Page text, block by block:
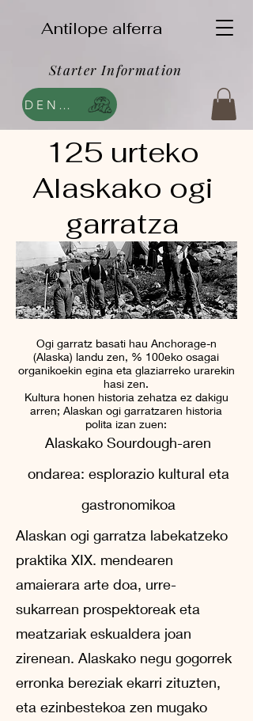
DENDA
Antilope alferra
Starter Information
125 urteko
Alaskako ogi
garratza
Ogi garratz basati hau Anchorage-n
(Alaska) landu zen, % 100eko osagai
organikoekin egina eta glaziarreko urarekin
hasi zen.
Kultura honen historia zehatza ez dakigu
arren; Alaskan ogi garratzaren historia
polita izan zuen:
Alaskako Sourdough-aren
ondarea: esplorazio kultural eta
gastronomikoa
Alaskan ogi garratza labekatzeko
praktika XIX. mendearen
amaierara arte doa, urre-
sukarrean prospektoreak eta
meatzariak eskualdera joan
zirenean. Alaskako negu gogorrek
erronka bereziak ekarri zituzten,
eta ezinbestekoa zen mugako